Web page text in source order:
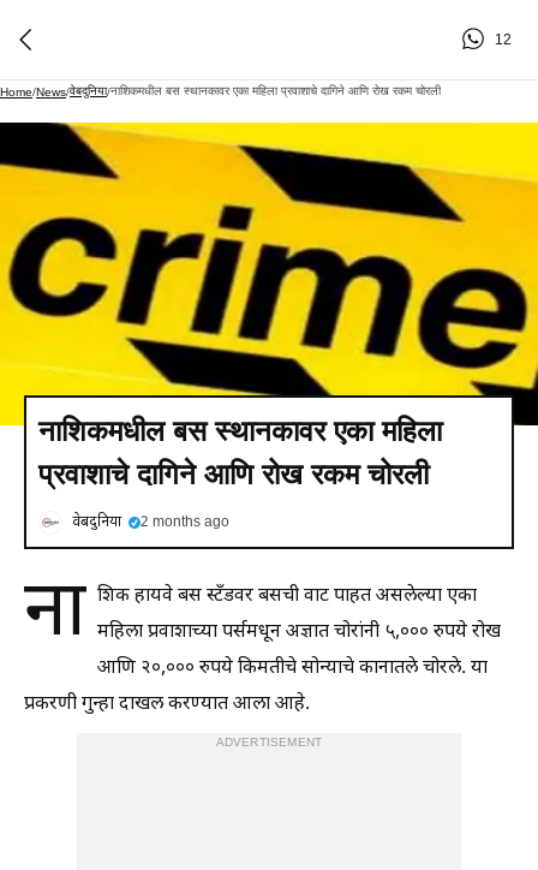
12
Home/News/वेबदुनिया/नाशिकमधील बस स्थानकावर एका महिला प्रवाशाचे दागिने आणि रोख रकम चोरली
नाशिकमधील बस स्थानकावर एका महिला
प्रवाशाचे दागिने आणि रोख रकम चोरली
वेबदुनिया 2 months ago
ना शिक हायवे बस स्टँडवर बसची वाट पाहत असलेल्या एका
महिला प्रवाशाच्या पर्समधून अज्ञात चोरांनी ५,००० रुपये रोख
आणि २०,००० रुपये किमतीचे सोन्याचे कानातले चोरले. या
प्रकरणी गुन्हा दाखल करण्यात आला आहे.
ADVERTISEMENT